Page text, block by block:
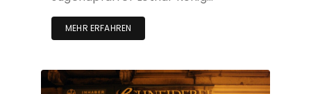
MEHR ERFAHREN